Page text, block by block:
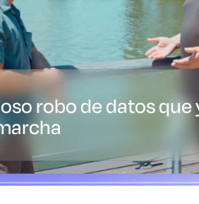
robo de datos que